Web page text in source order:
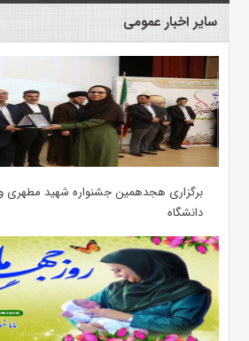
سایر اخبار عمومی
برگزاری هجدهمین جشنواره شهید مطهری و
دانشگاه